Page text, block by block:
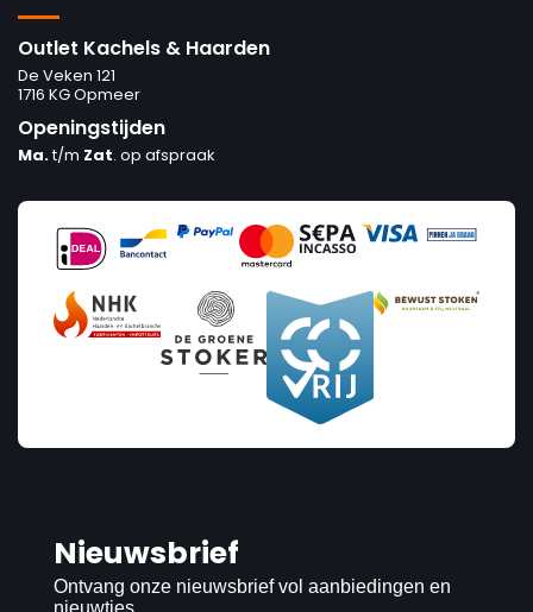
Outlet Kachels & Haarden
De Veken 121
1716 KG Opmeer
Openingstijden
Ma.t/m Zat. op afspraak
Nieuwsbrief
Ontvang onze nieuwsbrief vol aanbiedingen en
nieuwtjes.